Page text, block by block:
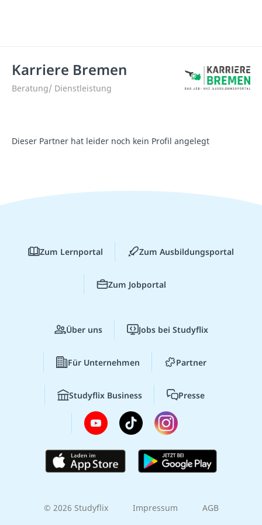
Karriere Bremen
Beratung/ Dienstleistung
Dieser Partner hat leider noch kein Profil angelegt
Zum Lernportal Zum Ausbildungsportal
Zum Jobportal
Über uns Jobs bei Studyflix
Für Unternehmen Partner
Studyflix Business Presse
© 2026 Studyflix Impressum AGB